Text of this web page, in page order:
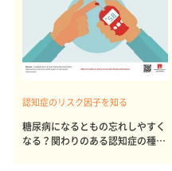
認知症のリスク因子を知る
糖尿病になるともの忘れしやすく
なる？関わりのある認知症の種類